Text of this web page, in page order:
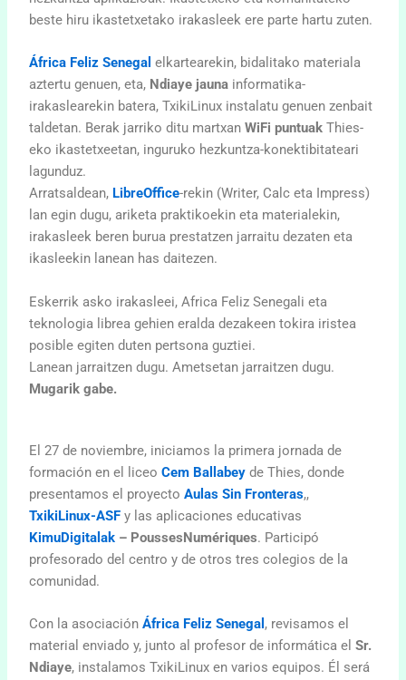
beste hiru ikastetxetako irakasleek ere parte hartu zuten.
África Feliz Senegal elkartearekin, bidalitako materiala
aztertu genuen, eta, Ndiaye jauna informatika-
irakaslearekin batera, TxikiLinux instalatu genuen zenbait
taldetan. Berak jarriko ditu martxan WiFi puntuak Thies-
eko ikastetxeetan, inguruko hezkuntza-konektibitateari
lagunduz.
Arratsaldean, LibreOffice-rekin (Writer, Calc eta Impress)
lan egin dugu, ariketa praktikoekin eta materialekin,
irakasleek beren burua prestatzen jarraitu dezaten eta
ikasleekin lanean has daitezen.
Eskerrik asko irakasleei, Africa Feliz Senegali eta
teknologia librea gehien eralda dezakeen tokira iristea
posible egiten duten pertsona guztiei.
Lanean jarraitzen dugu. Ametsetan jarraitzen dugu.
Mugarik gabe.
El 27 de noviembre, iniciamos la primera jornada de
formación en el liceoCem Ballabey de Thies, donde
presentamos el proyectoAulas Sin Fronteras,,
TxikiLinux-ASF y las aplicaciones educativas
KimuDigitalak – PoussesNumériques. Participó
profesorado del centro y de otros tres colegios de la
comunidad.
Con la asociaciónÁfrica Feliz Senegal , revisamos el
material enviado y, junto al profesor de informática elSr.
Ndiaye, instalamos TxikiLinux en varios equipos. Él será